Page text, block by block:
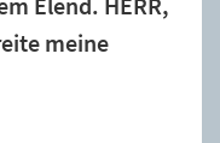
meine